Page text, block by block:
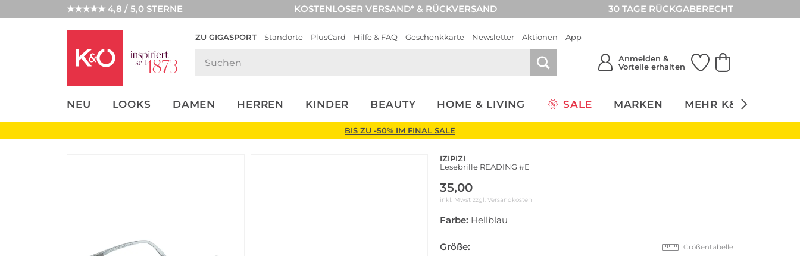
★★★★★ 4,8 / 5,0 STERNE KOSTENLOSER VERSAND* & RÜCKVERSAND 30 TAGE RÜCKGABERECHT
ZU GIGASPORT Standorte PlusCard Hilfe & FAQ Geschenkkarte Newsletter Aktionen App
Anmelden &
Vorteile erhalten
NEU LOOKS DAMEN HERREN KINDER BEAUTY HOME & LIVING SALE MARKEN MEHR K&Ö
UNSERE APP
CLICK &
BIS ZU -50% IM FINAL SALE
IZIPIZI
Lesebrille READING #E
35,00
inkl. Mwst zzgl. Versandkosten
Farbe: Hellblau
Größe: Größentabelle